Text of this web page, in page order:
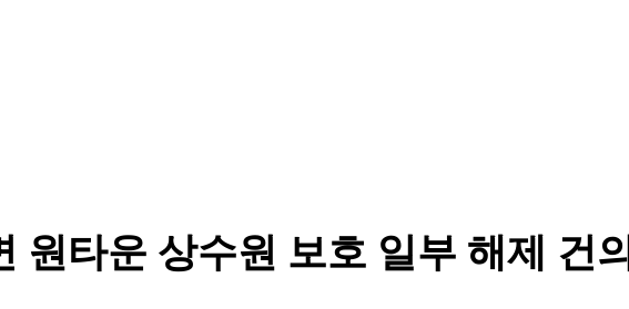
원타운 상수원 보호 일부 해제 건의